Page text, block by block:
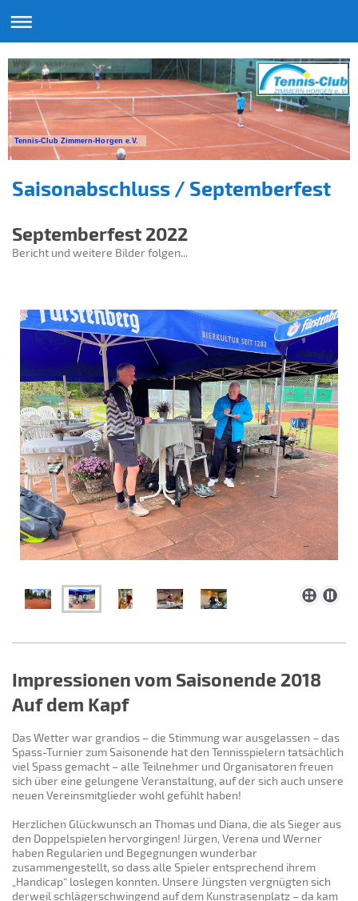
Tennis-Club Zimmern-Horgen e.V.
Saisonabschluss / Septemberfest
Septemberfest 2022
Bericht und weitere Bilder folgen...
Impressionen vom Saisonende 2018
Auf dem Kapf
Das Wetter war grandios – die Stimmung war ausgelassen – das
Spass-Turnier zum Saisonende hat den Tennisspielern tatsächlich
viel Spass gemacht – alle Teilnehmer und Organisatoren freuen
sich über eine gelungene Veranstaltung, auf der sich auch unsere
neuen Vereinsmitglieder wohl gefühlt haben!
Herzlichen Glückwunsch an Thomas und Diana, die als Sieger aus
den Doppelspielen hervorgingen! Jürgen, Verena und Werner
haben Regularien und Begegnungen wunderbar
zusammengestellt, so dass alle Spieler entsprechend ihrem
„Handicap“ loslegen konnten. Unsere Jüngsten vergnügten sich
derweil schlägerschwingend auf dem Kunstrasenplatz – da kam